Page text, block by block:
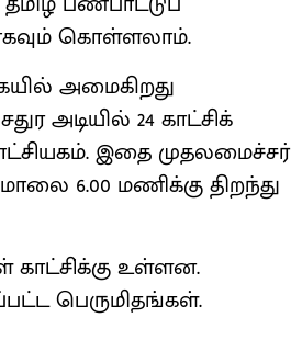
கொள்ளலாம்.
அமைகிறது
அடியில் 24 காட்சிக்
இதை முதலமைச்சர்
6.00 மணிக்கு திறந்து
உள்ளன.
பெருமிதங்கள்.